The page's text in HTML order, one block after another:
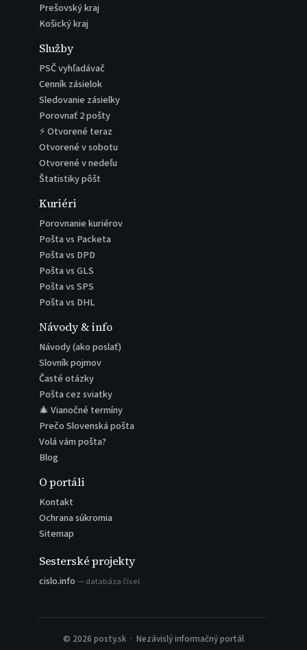
Prešovský kraj
Košický kraj
Služby
PSČ vyhľadávač
Cenník zásielok
Sledovanie zásielky
Porovnať 2 pošty
⚡ Otvorené teraz
Otvorené v sobotu
Otvorené v nedeľu
Štatistiky pôšt
Kuriéri
Porovnanie kuriérov
Pošta vs Packeta
Pošta vs DPD
Pošta vs GLS
Pošta vs SPS
Pošta vs DHL
Návody & info
Návody (ako poslať)
Slovník pojmov
Časté otázky
Pošta cez sviatky
🎄 Vianočné termíny
Prečo Slovenská pošta
Volá vám pošta?
Blog
O portáli
Kontakt
Ochrana súkromia
Sitemap
Sesterské projekty
cislo.info — databáza čísel
© 2026 posty.sk · Nezávislý informačný portál